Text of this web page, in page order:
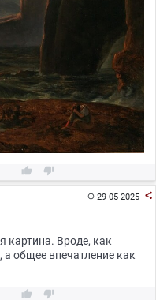
 
29-05-2025 
картина. Вроде, как
общее впечатление как
 